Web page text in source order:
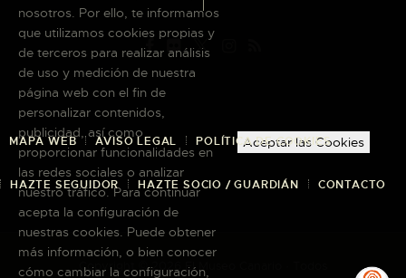
MAPA WEB AVISO LEGAL POLÍTICA DE COOKIES
HAZTE SEGUIDOR HAZTE SOCIO / GUARDIÁN CONTACTO
Copyright © 2026 El Museo Canario · Todos
nosotros. Por ello, te informamos
que utilizamos cookies propias y
de terceros para realizar análisis
de uso y medición de nuestra
página web con el fin de
personalizar contenidos,
publicidad, así como
proporcionar funcionalidades en
las redes sociales o analizar
nuestro tráfico. Para continuar
acepta la configuración de
nuestras cookies. Puede obtener
más información, o bien conocer
cómo cambiar la configuración,
Aceptar las Cookies